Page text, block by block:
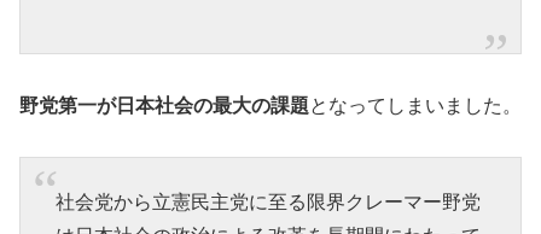
野党第一が日本社会の最大の課題となってしまいました。
社会党から立憲民主党に至る限界クレーマー野党